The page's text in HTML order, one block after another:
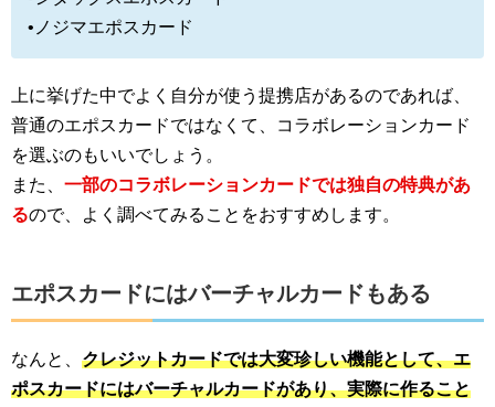
•ノジマエポスカード
上に挙げた中でよく自分が使う提携店があるのであれば、
普通のエポスカードではなくて、コラボレーションカード
を選ぶのもいいでしょう。
また、 一部のコラボレーションカードでは独自の特典があ
るので、よく調べてみることをおすすめします。
エポスカードにはバーチャルカードもある
なんと、 クレジットカードでは大変珍しい機能として、エ
ポスカードにはバーチャルカードがあり、実際に作ること